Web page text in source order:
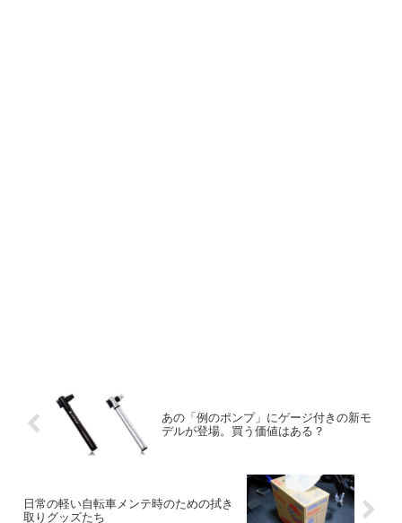
あの「例のポンプ」にゲージ付きの新モ
デルが登場。買う価値はある？
日常の軽い自転車メンテ時のための拭き
取りグッズたち